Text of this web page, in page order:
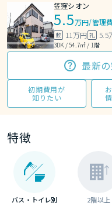
笠窪シオン
5.5万円/管理
敷 11万円 礼 5.5
3DK / 54.7㎡ / 1階
最新
初期費用が
知りたい
特徴
バス・トイレ別 2階以上